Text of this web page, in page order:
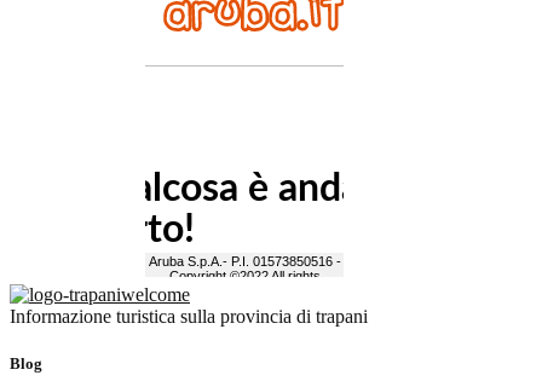
Informazione turistica sulla provincia di trapani
Blog